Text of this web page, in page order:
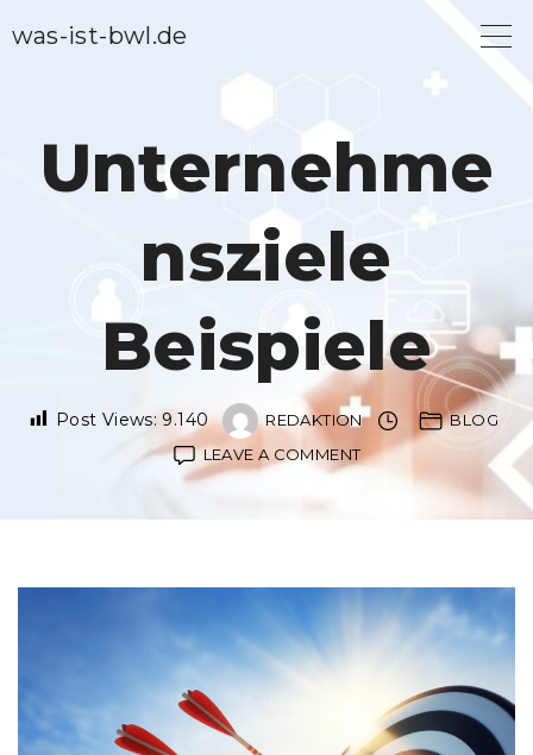
was-ist-bwl.de
Unternehme
nsziele
Beispiele
Post Views: 9.140 REDAKTION
BLOG
LEAVE A COMMENTON